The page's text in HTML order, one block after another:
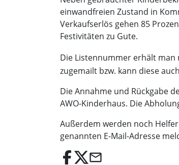
einwandfreien Zustand in
Verkaufserlös gehen 85
Festivitäten zu Gute.
Die Listennummer erhält man
zugemailt bzw. kann diese
Die Annahme und Rückgabe
AWO-Kinderhaus. Die
Außerdem werden noch
genannten E-Mail-Adresse
email